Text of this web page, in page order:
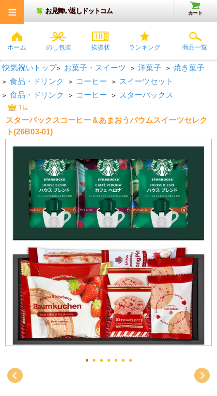
お見舞い返しドットコム カート
ホーム のし包装 挨拶状 ランキング 商品一覧
≡
快気祝いトップ> お菓子・スイーツ > 洋菓子 > 焼き菓子
> 食品・ドリンク > コーヒー > スイーツセット
> 食品・ドリンク > コーヒー > スターバックス
1位
スターバックスコーヒー＆あまおうバウムスイーツセレク
ト(26B03-01)